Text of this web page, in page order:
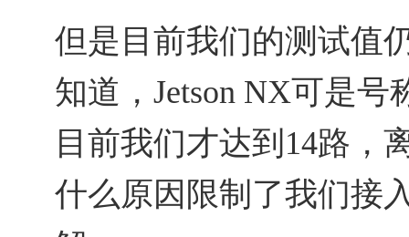
但是目前我们的测试值
知道，Jetson NX可是号
目前我们才达到14路，
什么原因限制了我们接